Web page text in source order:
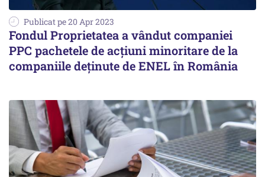
Publicat pe 20 Apr 2023
Fondul Proprietatea a vândut companiei
PPC pachetele de acţiuni minoritare de la
companiile deţinute de ENEL în România